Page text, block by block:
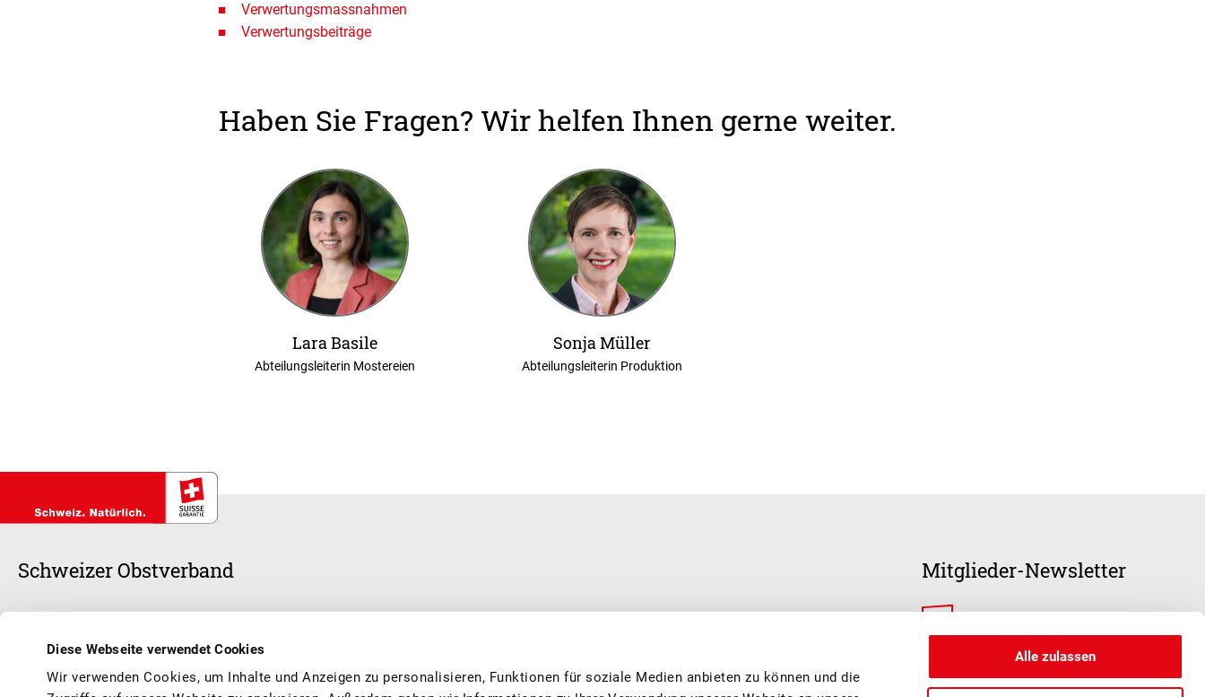
Diese Webseite verwendet Cookies
Wir verwenden Cookies, um Inhalte und Anzeigen zu personalisieren, Funktionen für soziale Medien anbieten zu können und die
Alle zulassen
Verwertungsmassnahmen
Verwertungsbeiträge
Haben Sie Fragen? Wir helfen Ihnen gerne weiter.
Lara Basile
Abteilungsleiterin Mostereien
Sonja Müller
Abteilungsleiterin Produktion
Schweizer Obstverband
anerkannte Branchenorganisation und sorgen zusammen mit unseren 10’500 Mitgliedern aus Produktion und Verarbeitung, dass Sie feine
Vermarktung, Werbung, Qualität, Information, Aus- und Weiterbildung, Forschung und fördern das Image von Schweizer Früchten.
Mitglieder-Newsletter